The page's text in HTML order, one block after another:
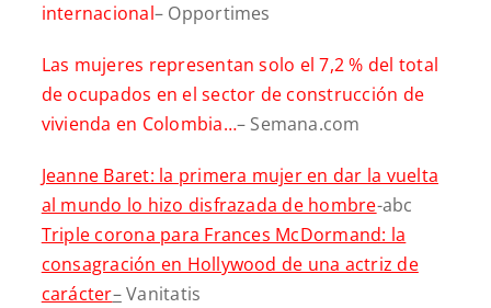
internacional– Opportimes
Las mujeres representan solo el 7,2 % del total
de ocupados en el sector de construcción de
vivienda en Colombia…– Semana.com
Jeanne Baret: la primera mujer en dar la vuelta
al mundo lo hizo disfrazada de hombre-abc
Triple corona para Frances McDormand: la
consagración en Hollywood de una actriz de
carácter–Vanitatis